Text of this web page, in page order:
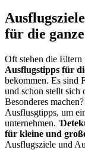
für die
Oft stehen die
Ausflugstipps für
bekommen. Es sind
und schon stellt sich
Besonderes
Ausflusgtipps, um
unternehmen. '
für kleine und
Ausflugsziele und